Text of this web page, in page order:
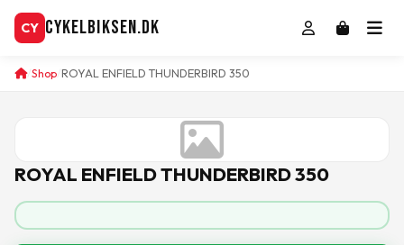
CY CykelBiksen.dk
Shop ROYAL ENFIELD THUNDERBIRD 350
ROYAL ENFIELD THUNDERBIRD 350